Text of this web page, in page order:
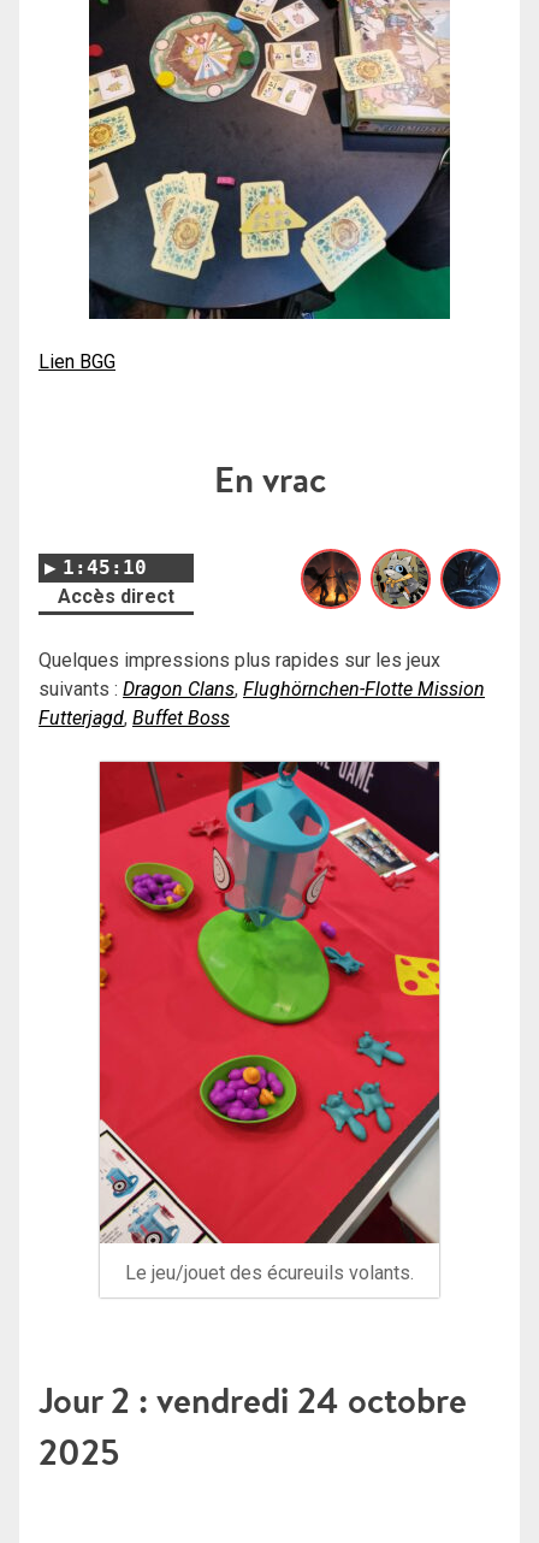
Lien BGG
En vrac
1:45:10
Accès direct
Quelques impressions plus rapides sur les jeux
suivants : Dragon Clans, Flughörnchen-Flotte Mission
Futterjagd, Buffet Boss
Le jeu/jouet des écureuils volants.
Jour 2 : vendredi 24 octobre
2025